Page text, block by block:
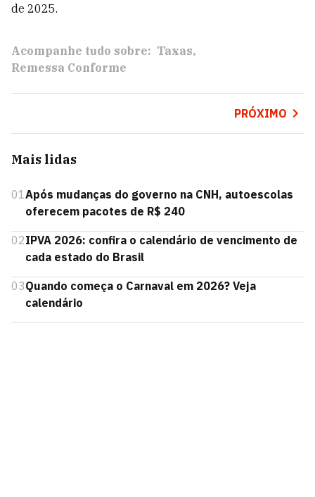
de 2025.
Acompanhe tudo sobre: Taxas
Remessa Conforme
PRÓXIMO
Mais lidas
01Após mudanças do governo na CNH, autoescolas
oferecem pacotes de R$ 240
02IPVA 2026: confira o calendário de vencimento de
cada estado do Brasil
03Quando começa o Carnaval em 2026? Veja
calendário